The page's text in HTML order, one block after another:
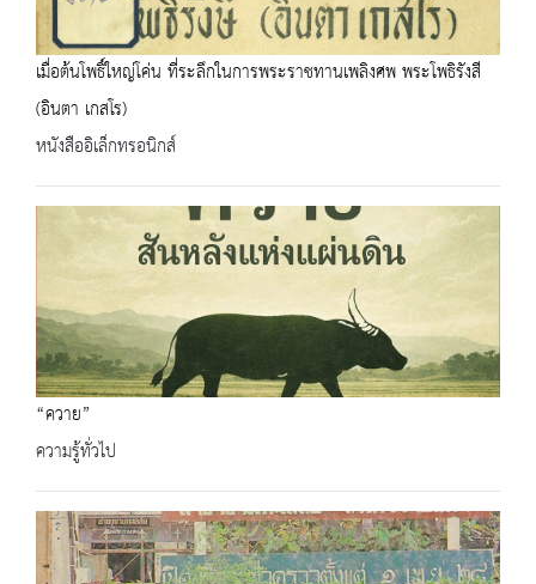
เมื่อต้นโพธิ์ใหญ่โค่น ที่ระลึกในการพระราชทานเพลิงศพ พระโพธิรังสี
(อินตา เกสโร)
หนังสืออิเล็กทรอนิกส์
“ควาย”
ความรู้ทั่วไป